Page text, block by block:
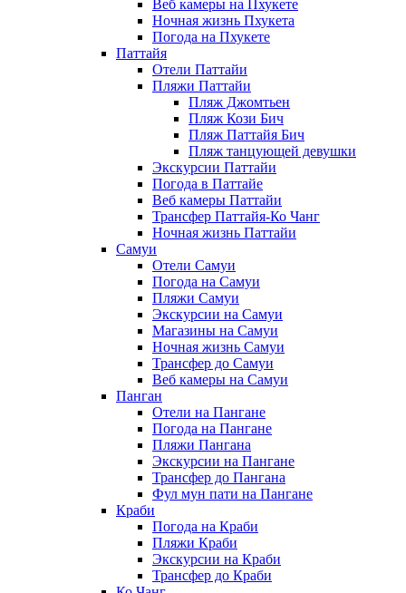
Веб камеры на Пхукете
Ночная жизнь Пхукета
Погода на Пхукете
Паттайя
Отели Паттайи
Пляжи Паттайи
Пляж Джомтьен
Пляж Кози Бич
Пляж Паттайя Бич
Пляж танцующей девушки
Экскурсии Паттайи
Погода в Паттайе
Веб камеры Паттайи
Трансфер Паттайя-Ко Чанг
Ночная жизнь Паттайи
Самуи
Отели Самуи
Погода на Самуи
Пляжи Самуи
Экскурсии на Самуи
Магазины на Самуи
Ночная жизнь Самуи
Трансфер до Самуи
Веб камеры на Самуи
Панган
Отели на Пангане
Погода на Пангане
Пляжи Пангана
Экскурсии на Пангане
Трансфер до Пангана
Фул мун пати на Пангане
Краби
Погода на Краби
Пляжи Краби
Экскурсии на Краби
Трансфер до Краби